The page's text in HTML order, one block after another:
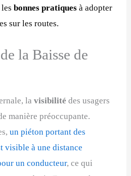
lesbonnespratiquesà adopter
sur les routes.
la Baisse de
lavisibilitédes usagers
manière préoccupante.
un piéton portant des
visible à une distance
un conducteur, ce qui